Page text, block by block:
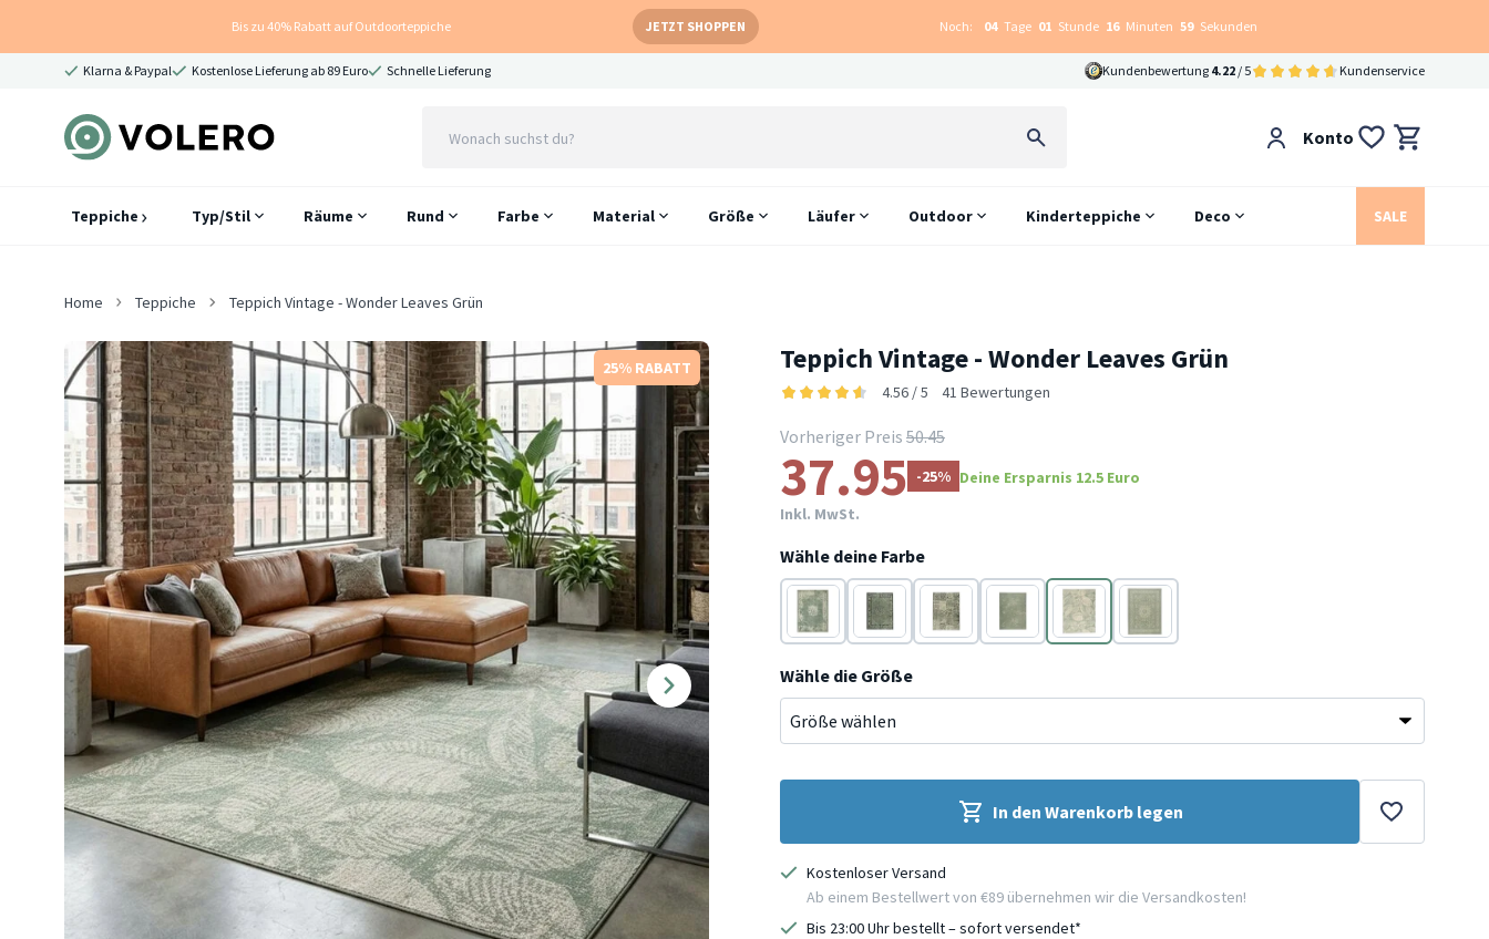
Bis zu 40% Rabatt auf Outdoorteppiche JETZT SHOPPEN Noch: 04 Tage 01 Stunde 16 Minuten 58 Sekunden
Klarna & Paypal Kostenlose Lieferung ab 89 Euro Schnelle Lieferung Kundenbewertung 4.22 / 5 Kundenservice
Konto
Teppiche Typ/Stil Räume Rund Farbe Material Größe Läufer Outdoor Kinderteppiche Deco SALE
Home Teppiche Teppich Vintage - Wonder Leaves Grün
25% RABATT Teppich Vintage - Wonder Leaves Grün
4.56 / 5 41 Bewertungen
Vorheriger Preis 50.45
37.95 -25% Deine Ersparnis 12.5 Euro
Inkl. MwSt.
Wähle deine Farbe
Grün SchwarzSchwarzGrün Grün
Grün
Wähle die Größe
In den Warenkorb legen
Kostenloser Versand
Ab einem Bestellwert von €89 übernehmen wir die Versandkosten!
Bis 23:00 Uhr bestellt – sofort versendet*